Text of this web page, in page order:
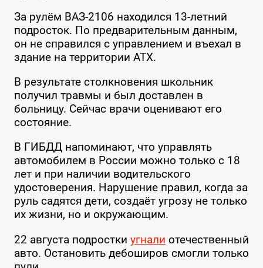
За рулём ВАЗ-2106 находился 13-летний
подросток. По предварительным данным,
он не справился с управлением и въехал в
здание на территории АТХ.
В результате столкновения школьник
получил травмы и был доставлен в
больницу. Сейчас врачи оценивают его
состояние.
В ГИБДД напоминают, что управлять
автомобилем в России можно только с 18
лет и при наличии водительского
удостоверения. Нарушение правил, когда за
руль садятся дети, создаёт угрозу не только
их жизни, но и окружающим.
22 августа подростки угнали отечественный
авто. Остановить дебоширов смогли только